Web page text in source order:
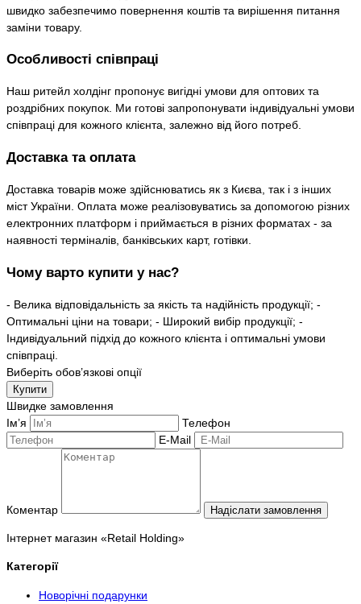
швидко забезпечимо повернення коштів та вирішення питання
заміни товару.
Особливості співпраці
Наш ритейл холдінг пропонує вигідні умови для оптових та
роздрібних покупок. Ми готові запропонувати індивідуальні умови
співпраці для кожного клієнта, залежно від його потреб.
Доставка та оплата
Доставка товарів може здійснюватись як з Києва, так і з інших
міст України. Оплата може реалізовуватись за допомогою різних
електронних платформ і приймається в різних форматах - за
наявності терміналів, банківських карт, готівки.
Чому варто купити у нас?
- Велика відповідальність за якість та надійність продукції; -
Оптимальні ціни на товари; - Широкий вибір продукції; -
Індивідуальний підхід до кожного клієнта і оптимальні умови
співпраці.
Виберіть обов’язкові опції
Купити
Швидке замовлення
Ім’я
Телефон
E-Mail
Коментар Надіслати замовлення
Інтернет магазин «Retail Holding»
Категорії
Новорічні подарунки